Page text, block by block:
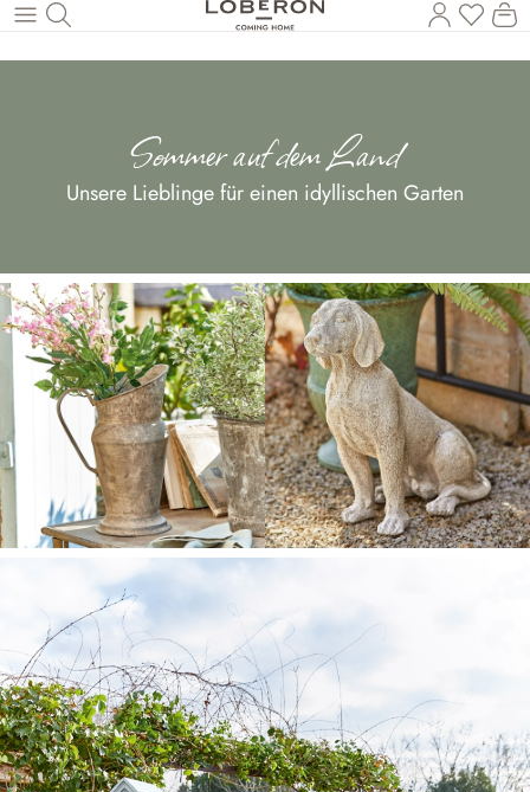
Zum Hauptinhalt springen
Du
Sommer auf dem Land
Unsere Lieblinge für einen idyllischen Garten